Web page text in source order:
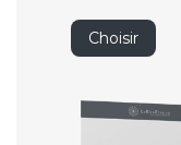
Choisir